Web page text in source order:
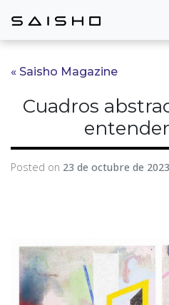
« Saisho Magazine
Cuadros
Posted on 23 de octubre de 2023